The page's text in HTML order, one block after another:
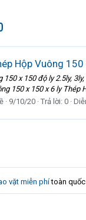
Hộp Vuông
150 x 150 độ ly 2.5ly,
150 x 150 x 6 ly Thép
9/10/20 Trả lời: 0
vặt miễn phítoàn quốc